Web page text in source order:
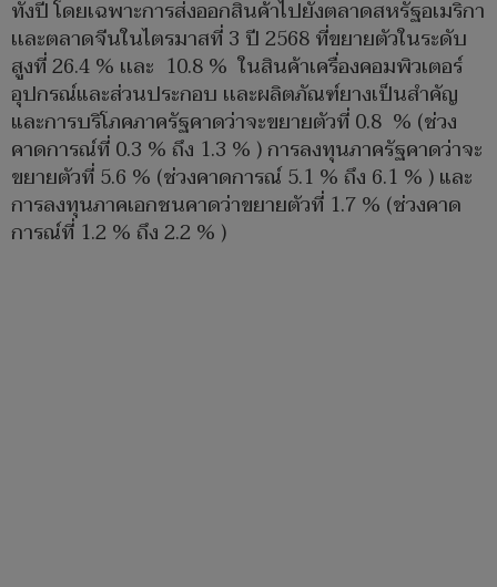
ทั้งปี โดยเฉพาะการส่งออกสินค้าไปยังตลาดสหรัฐอเมริกา
เเละตลาดจีนในไตรมาสที่ 3 ปี 2568 ที่ขยายตัวในระดับ
สูงที่ 26.4 % เเละ 10.8 % ในสินค้าเครื่องคอมพิวเตอร์
อุปกรณ์และส่วนประกอบ เเละผลิตภัณฑ์ยางเป็นสำคัญ
และการบริโภคภาครัฐคาดว่าจะขยายตัวที่ 0.8 % (ช่วง
คาดการณ์ที่ 0.3 % ถึง 1.3 % ) การลงทุนภาครัฐคาดว่าจะ
ขยายตัวที่ 5.6 % (ช่วงคาดการณ์ 5.1 % ถึง 6.1 % ) และ
การลงทุนภาคเอกชนคาดว่าขยายตัวที่ 1.7 % (ช่วงคาด
การณ์ที่ 1.2 % ถึง 2.2 % )